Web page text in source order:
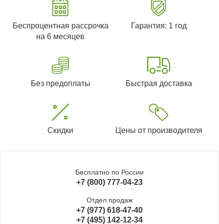
Беспроцентная рассрочка
на 6 месяцев
Гарантия: 1 год
Без предоплаты Быстрая доставка
Скидки Цены от производителя
Бесплатно по России
+7 (800) 777-04-23
Отдел продаж
+7 (977) 618-47-40
+7 (495) 142-12-34